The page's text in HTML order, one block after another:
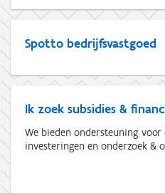
Spotto bedrijfsvastgoed
Ik zoek subsidies &
We bieden ondersteuning voor
investeringen en onderzoek &